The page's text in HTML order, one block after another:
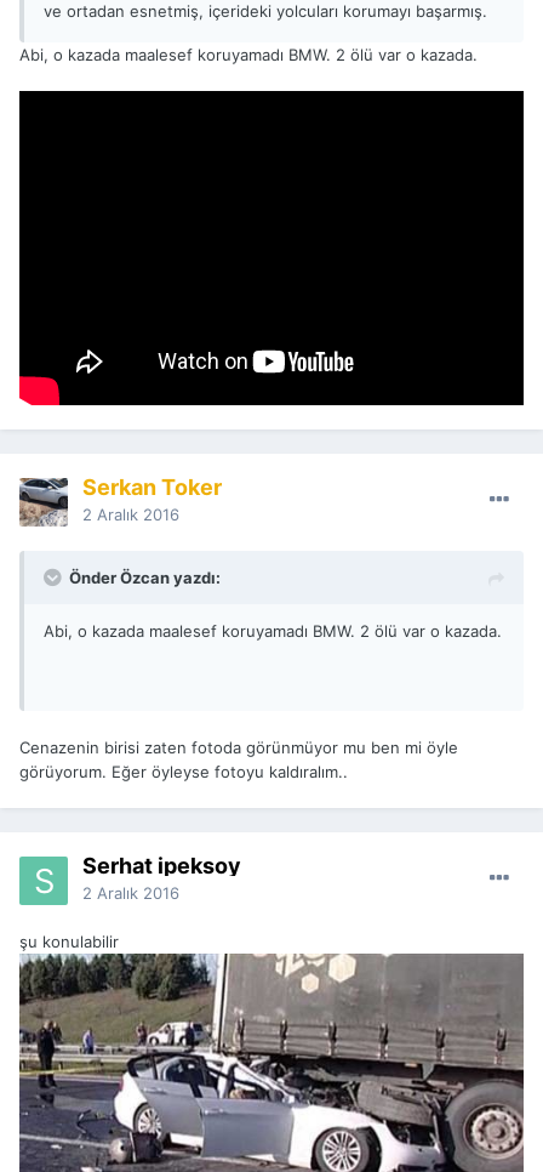
ve ortadan esnetmiş, içerideki yolcuları korumayı başarmış.
Abi, o kazada maalesef koruyamadı BMW. 2 ölü var o kazada.
Serkan Toker
2 Aralık 2016
Önder Özcan yazdı:
Abi, o kazada maalesef koruyamadı BMW. 2 ölü var o kazada.
Cenazenin birisi zaten fotoda görünmüyor mu ben mi öyle
görüyorum. Eğer öyleyse fotoyu kaldıralım..
Serhat ipeksoy
2 Aralık 2016
şu konulabilir